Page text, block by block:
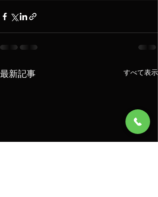
最新記事 すべて表示